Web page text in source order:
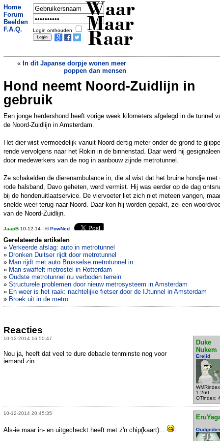
Home
Forum
Beelden
F.A.Q.
Login onthouden
Waar
Maar
Raar
« In dit Japanse dorpje wonen meer
poppen dan mensen
Nootgeval dwingt vliegtuig terug naar
gate»
Hond neemt Noord-Zuidlijn in
gebruik
Een jonge herdershond heeft vorige week kilometers afgelegd in de tunnel
de Noord-Zuidlijn in Amsterdam.
Het dier wist vermoedelijk vanuit Noord dertig meter onder de grond te
rende vervolgens naar het Rokin in de binnenstad. Daar werd hij
door medewerkers van de nog in aanbouw zijnde metrotunnel.
Ze schakelden de dierenambulance in, die al wist dat het bruine hondje met
rode halsband, Davo geheten, werd vermist. Hij was eerder op de dag
bij de hondenuitlaatservice. De viervoeter liet zich niet meteen vangen,
snelde weer terug naar Noord. Daar kon hij worden gepakt, zei een
van de Noord-Zuidlijn.
JaapB 10-12-14 - ©PowNed
Gerelateerde artikelen
» Verkeerde afslag: auto in metrotunnel
» Dronken Duitser rijdt door metrotunnel
» Man rijdt met auto Brusselse metrotunnel in
» Man swaffelt metrostel in Rotterdam
» Oudste metrotunnel nu verboden terrein
» Structurele problemen door nieuw metrosysteem in Amsterdam
» En weer is het raak: nachtelijke fietser door de IJtunnel in Amsterdam
» Broek uit in de metro
Reacties
10-12-2014 16:50:47
Duke
Nukem
Erelid
1.260
OTindex:
Nou ja, heeft dat veel te dure debacle tenminste nog voor
iemand zin
10-12-2014 20:45:35
Als-ie maar in- en uitgecheckt heeft met z'n chip(kaart)...